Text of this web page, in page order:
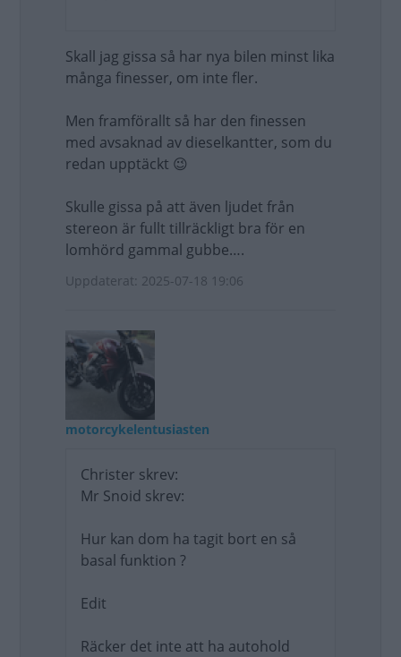
Skall jag gissa så har nya bilen minst lika
många finesser, om inte fler.
Men framförallt så har den finessen
med avsaknad av dieselkantter, som du
redan upptäckt 😉
Skulle gissa på att även ljudet från
stereon är fullt tillräckligt bra för en
lomhörd gammal gubbe….
Uppdaterat: 2025-07-18 19:06
motorcykelentusiasten
Christer skrev:
Mr Snoid skrev:
Hur kan dom ha tagit bort en så
basal funktion ?
Edit
Räcker det inte att ha autohold